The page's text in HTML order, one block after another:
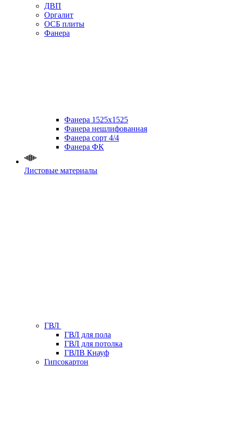
ДВП
Оргалит
ОСБ плиты
Фанера
Фанера 1525х1525
Фанера нешлифованная
Фанера сорт 4/4
Фанера ФК
Листовые материалы
ГВЛ
ГВЛ для пола
ГВЛ для потолка
ГВЛВ Кнауф
Гипсокартон